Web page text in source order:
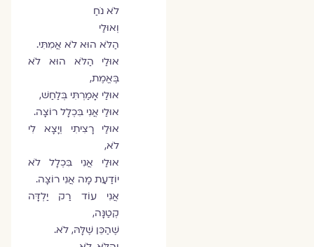
לֹא נֹחַ
וְאוּלַי
הַלֹּא הוּא לֹא אֲמִתִּי.
אוּלַי הַלֹּא הוּא לֹא
בֶּאֱמֶת,
אוּלַי אָמַרְתִּי בְּלַחַשׁ,
אוּלַי אֲנִי בִּכְלָל רוֹצָה.
אוּלַי רָצִיתִי וְיָצָא לִי
לֹא,
אוּלַי אֲנִי בִּכְלָל לֹא
יוֹדַעַת מָה אֲנִי רוֹצָה.
אֲנִי עוֹד רַק יַלְדָּה
קְטַנָּה,
שֶׁהַכֵּן שֶׁלָּהּ, לֹא.